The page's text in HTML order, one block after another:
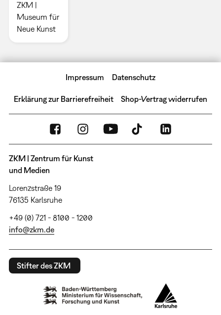
ZKM |
Museum für
Neue Kunst
Impressum Datenschutz
Erklärung zur Barrierefreiheit Shop-Vertrag widerrufen
ZKM | Zentrum für Kunst
und Medien
Lorenzstraße 19
76135 Karlsruhe
+49 (0) 721 - 8100 - 1200
info@zkm.de
Stifter des ZKM